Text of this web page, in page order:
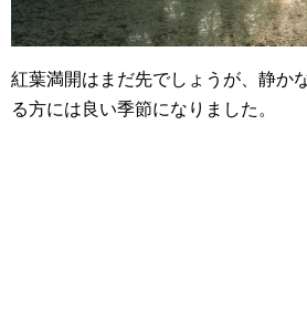
紅葉満開はまだ先でしょうが、静か
る方には良い季節になりました。